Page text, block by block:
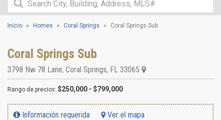
Inicio Homes Coral Springs Coral Springs Sub
Coral Springs Sub
3798 Nw 78 Lane, Coral Springs, FL 33065
Rango de precios: $250,000 - $799,000
Información requerida Ver el mapa